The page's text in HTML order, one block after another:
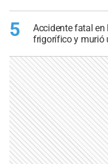
5
Accidente fatal
frigorífico y murió